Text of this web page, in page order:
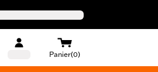
Panier(0)